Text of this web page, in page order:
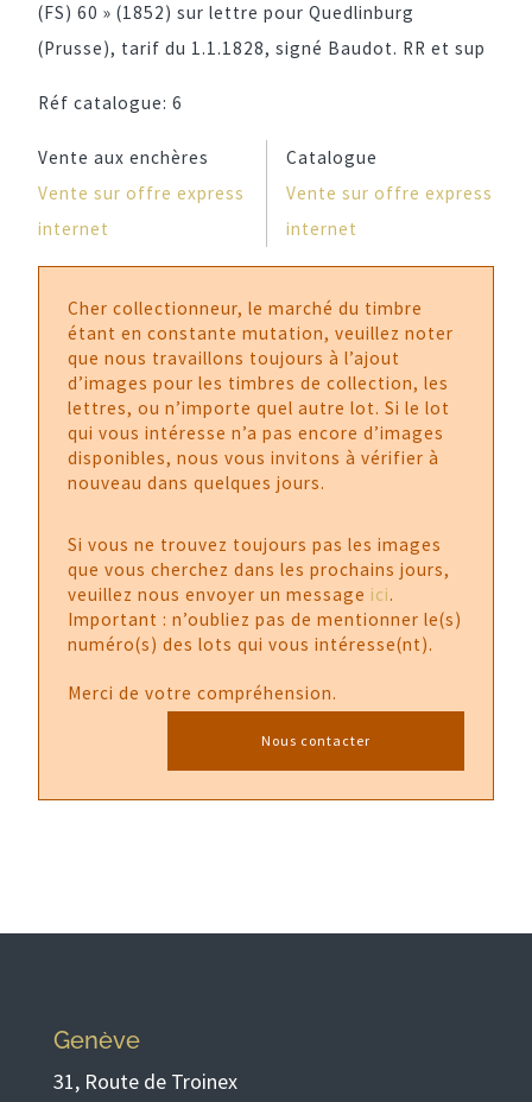
(FS) 60 » (1852) sur lettre pour Quedlinburg
(Prusse), tarif du 1.1.1828, signé Baudot. RR et sup
Réf catalogue: 6
Vente aux enchères
Vente sur offre express
internet
Catalogue
Vente sur offre express
internet
Cher collectionneur, le marché du timbre
étant en constante mutation, veuillez noter
que nous travaillons toujours à l’ajout
d’images pour les timbres de collection, les
lettres, ou n’importe quel autre lot. Si le lot
qui vous intéresse n’a pas encore d’images
disponibles, nous vous invitons à vérifier à
nouveau dans quelques jours.
Si vous ne trouvez toujours pas les images
que vous cherchez dans les prochains jours,
veuillez nous envoyer un message ici.
Important : n’oubliez pas de mentionner le(s)
numéro(s) des lots qui vous intéresse(nt).
Merci de votre compréhension.
Nous contacter
Genève
31, Route de Troinex